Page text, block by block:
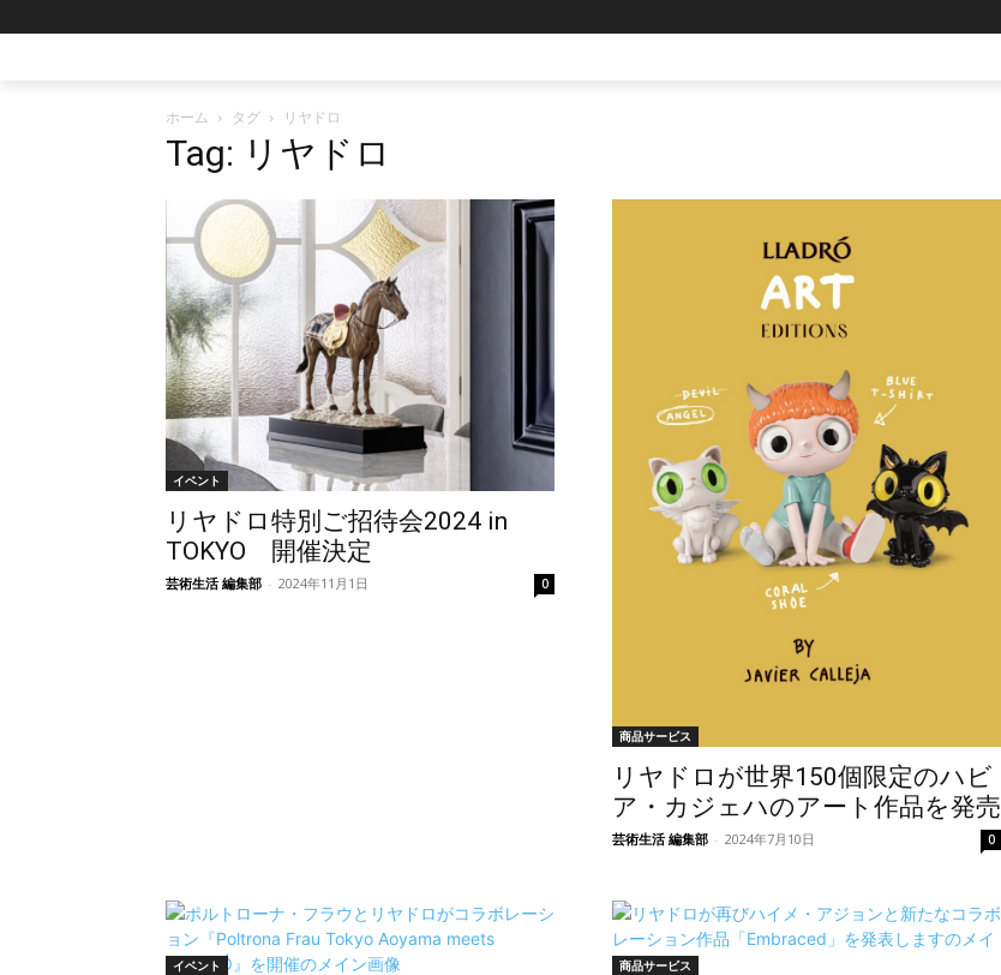
ホーム タグ リヤドロ
Tag: リヤドロ
イベント
リヤドロ特別ご招待会2024 in
TOKYO 開催決定
芸術生活 編集部 - 2024年11月1日 0
商品サービス
リヤドロが世界150個限定のハビ
ア・カジェハのアート作品を発売
芸術生活 編集部 - 2024年7月10日 0
イベント 商品サービス